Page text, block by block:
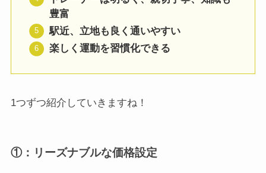
豊富
駅近、立地も良く通いやすい
楽しく運動を習慣化できる
1つずつ紹介していきますね！
①：リーズナブルな価格設定